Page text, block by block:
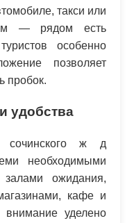
такси или
— рядом есть
особенно
позволяет
пробок.
удобства
сочинского ж д
необходимыми
ожидания,
кафе и
уделено